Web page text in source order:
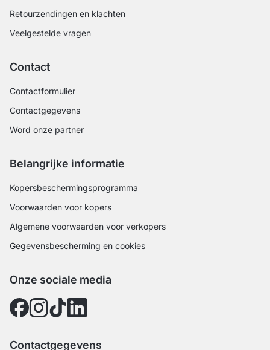
Retourzendingen en klachten
Veelgestelde vragen
Contact
Contactformulier
Contactgegevens
Word onze partner
Belangrijke informatie
Kopersbeschermingsprogramma
Voorwaarden voor kopers
Algemene voorwaarden voor verkopers
Gegevensbescherming en cookies
Onze sociale media
Contactgegevens